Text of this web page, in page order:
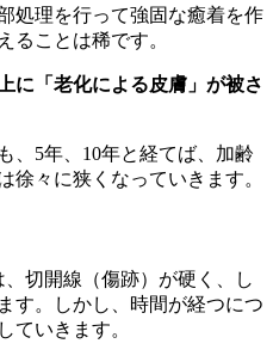
処理を行って強固な癒着を作
ることは稀です。
に「老化による皮膚」が被さ
、5年、10年と経てば、加齢
徐々に狭くなっていきます。
切開線（傷跡）が硬く、し
す。しかし、時間が経つにつ
ていきます。